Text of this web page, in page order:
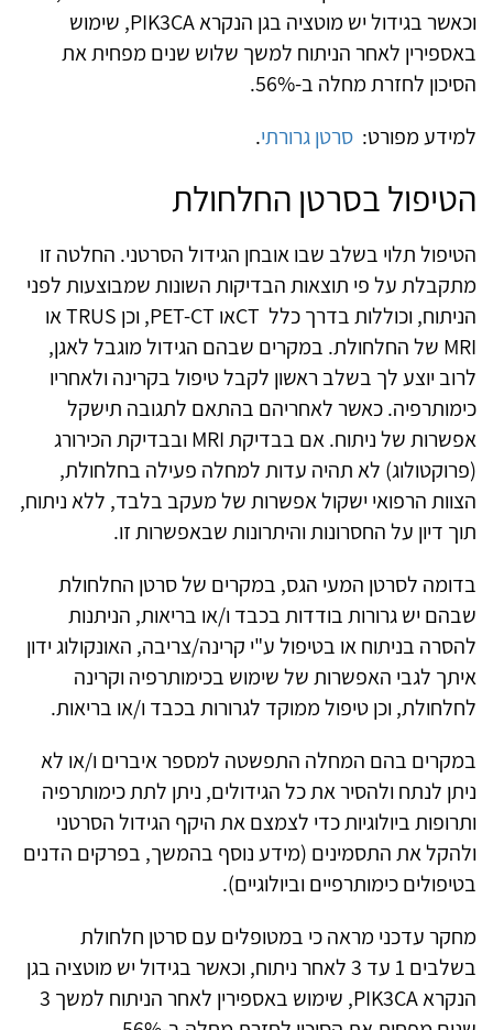
וכאשר בגידול יש מוטציה בגן הנקראPIK3CA, שימוש
באספירין לאחר הניתוח למשך שלוש שנים מפחית את
הסיכון לחזרת מחלה ב-56%
.
למידע מפורט: סרטן גרורתי.
הטיפול בסרטן החלחולת
הטיפול תלוי בשלב שבו אובחן הגידול הסרטני. החלטה זו
מתקבלת על פי תוצאות הבדיקות השונות שמבוצעות לפני
הניתוח, וכוללות בדרך כלל CTאוPET-CT, וכן TRUSאו
MRI של החלחולת. במקרים שבהם הגידול מוגבל לאגן,
לרוב יוצע לך בשלב ראשון לקבל טיפול בקרינה ולאחריו
כימותרפיה. כאשר לאחריהם בהתאם לתגובה תישקל
אפשרות של ניתוח. אם בבדיקתMRIובבדיקת הכירורג
(פרוקטולוג) לא תהיה עדות למחלה פעילה בחלחולת,
הצוות הרפואי ישקול אפשרות של מעקב בלבד, ללא ניתוח,
תוך דיון על החסרונות והיתרונות שבאפשרות זו.
בדומה לסרטן המעי הגס, במקרים של סרטן החלחולת
שבהם יש גרורות בודדות בכבד ו/או בריאות, הניתנות
להסרה בניתוח או בטיפול ע"י קרינה/צריבה, האונקולוג ידון
איתך לגבי האפשרות של שימוש בכימותרפיה וקרינה
לחלחולת, וכן טיפול ממוקד לגרורות בכבד ו/או בריאות.
במקרים בהם המחלה התפשטה למספר איברים ו/או לא
ניתן לנתח ולהסיר את כל הגידולים, ניתן לתת כימותרפיה
ותרופות ביולוגיות כדי לצמצם את היקף הגידול הסרטני
ולהקל את התסמינים (מידע נוסף בהמשך, בפרקים הדנים
בטיפולים כימותרפיים וביולוגיים).
מחקר עדכני מראה כי במטופלים עם סרטן חלחולת
בשלבים 1 עד 3לאחר ניתוח, וכאשר בגידול יש מוטציה בגן
הנקראPIK3CA, שימוש באספירין לאחר הניתוח למשך 3